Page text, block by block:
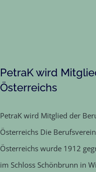
PetraK wird
Österreichs
PetraK wird Mitglied der
Österreichs Die
Österreichs wurde 1912
im Schloss Schönbrunn in